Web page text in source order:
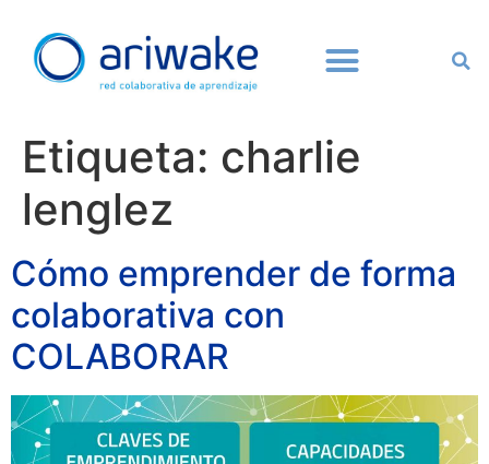
Etiqueta: charlie
lenglez
Cómo emprender de forma
colaborativa con
COLABORAR